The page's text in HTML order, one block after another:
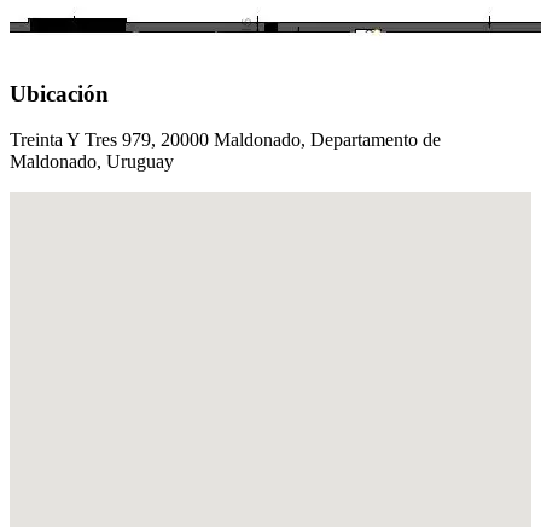
Ubicación
Treinta Y Tres 979, 20000 Maldonado, Departamento de
Maldonado, Uruguay